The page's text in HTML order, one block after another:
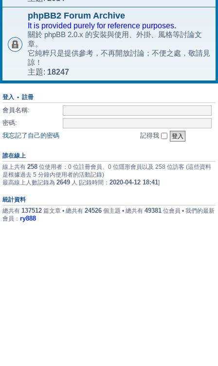
phpBB2 Forum Archive
It is provided purely for reference purposes.
關於 phpBB 2.0.x 的安裝與使用、外掛、風格等討論文
章。
它純粹只是提供參考，不再開放討論；不便之處，敬請見
諒！
主題: 18247
登入 • 註冊
會員名稱:
密碼:
我忘記了自己的密碼
記得我
誰在線上
線上共有 258 位使用者：0 位註冊會員、0 位隱形會員以及 258 位訪客 (這些資料
是根據過去 5 分鐘內使用者的活動記錄)
最高線上人數記錄為 2649 人 [記錄時間： 2020-04-12 18:41]
統計資料
總共有 137512 篇文章 • 總共有 24526 個主題 • 總共有 49381 位會員 • 我們的最新
會員： ry888